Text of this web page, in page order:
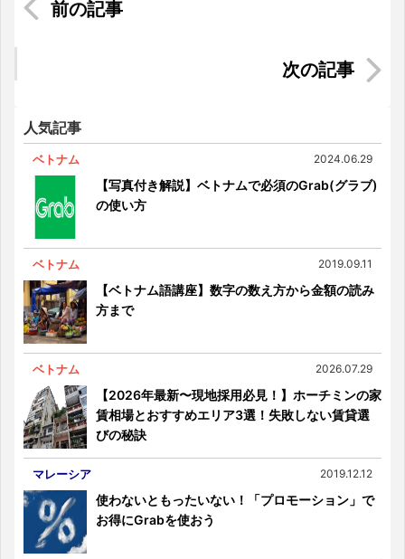
とっても“塩辛い”ベトナムの伝統的な製塩技術
ゆっくり楽しむベトナムのコーヒー文化
人気記事
ベトナム 2024.06.29
【写真付き解説】ベトナムで必須のGrab(グラブ)
の使い方
ベトナム 2019.09.11
【ベトナム語講座】数字の数え方から金額の読み
方まで
ベトナム 2026.07.29
【2026年最新〜現地採用必見！】ホーチミンの家
賃相場とおすすめエリア3選！失敗しない賃貸選
びの秘訣
マレーシア 2019.12.12
使わないともったいない！「プロモーション」で
お得にGrabを使おう